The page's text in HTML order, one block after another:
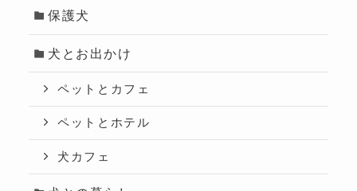
保護犬
犬とお出かけ
ペットとカフェ
ペットとホテル
犬カフェ